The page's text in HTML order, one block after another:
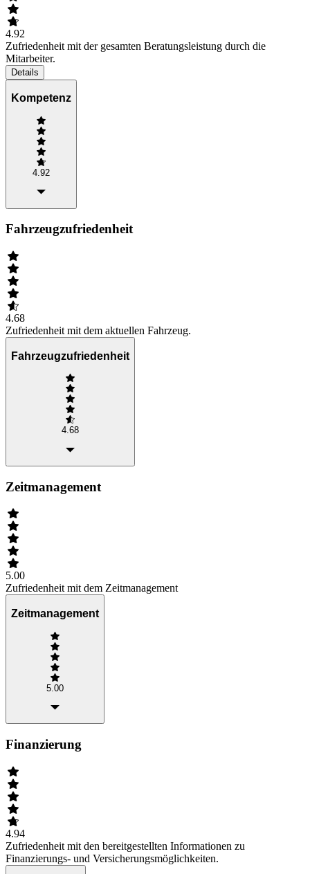
4.92
Zufriedenheit mit der gesamten Beratungsleistung durch die
Mitarbeiter.
Details
Kompetenz
4.92
Fahrzeugzufriedenheit
4.68
Zufriedenheit mit dem aktuellen Fahrzeug.
Fahrzeugzufriedenheit
4.68
Zeitmanagement
5.00
Zufriedenheit mit dem Zeitmanagement
Zeitmanagement
5.00
Finanzierung
4.94
Zufriedenheit mit den bereitgestellten Informationen zu
Finanzierungs- und Versicherungsmöglichkeiten.